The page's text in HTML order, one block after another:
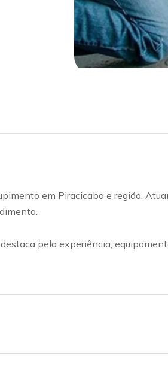
em Piracicaba e região.
pela experiência,